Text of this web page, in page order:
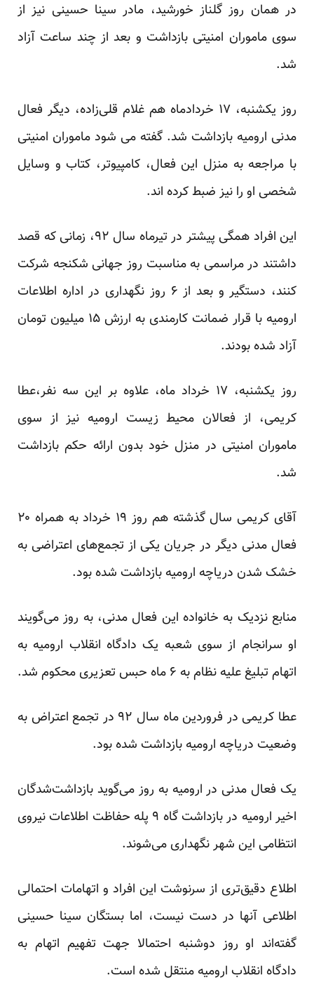
در همان روز گلناز خورشید، مادر سینا حسینی نیز از
سوی ماموران امنیتی بازداشت و بعد از چند ساعت آزاد
شد.
روز یکشنبه، ۱۷ خردادماه هم غلام قلی‌زاده، دیگر فعال
مدنی ارومیه بازداشت شد. گفته می شود ماموران امنیتی
با مراجعه به منزل این فعال، کامپیوتر، کتاب و وسایل
شخصی او را نیز ضبط کرده اند.
این افراد همگی پیشتر در تیرماه سال ۹۲، زمانی که قصد
داشتند در مراسمی به مناسبت روز جهانی شکنجه شرکت
کنند، دستگیر و بعد از ۶ روز نگهداری در اداره اطلاعات
ارومیه با قرار ضمانت کارمندی به ارزش ۱۵ میلیون تومان
آزاد شده بودند.
روز یکشنبه، ۱۷ خرداد ماه، علاوه بر این سه نفر،عطا
کریمی، از فعالان محیط زیست ارومیه نیز از سوی
ماموران امنیتی در منزل خود بدون ارائه حکم بازداشت
شد.
آقای کریمی سال گذشته هم‌ روز ۱۹ خرداد به همراه ۲۰
فعال مدنی دیگر در جریان یکی از تجمع‌های اعتراضی به
خشک شدن دریاچه ارومیه بازداشت شده بود.
منابع نزدیک به خانواده این فعال مدنی، به روز می‌گویند
او سرانجام از سوی شعبه یک دادگاه انقلاب ارومیه به
اتهام تبلیغ علیه نظام به ۶ ماه حبس تعزیری محکوم شد.
عطا کریمی در فروردین ماه سال ۹۲ در تجمع اعتراض به
وضعیت دریاچه ارومیه بازداشت شده بود.
یک فعال مدنی در ارومیه به روز می‌گوید بازداشت‌شدگان
اخیر ارومیه در بازداشت گاه ۹ پله حفاظت اطلاعات نیروی
انتظامی این شهر نگهداری می‌شوند.
اطلاع دقیق‌تری از سرنوشت این افراد و اتهامات احتمالی
اطلاعی آنها در دست نیست، اما بستگان سینا حسینی
گفته‌اند او روز دوشنبه احتمالا جهت تفهیم اتهام به
دادگاه انقلاب ارومیه منتقل شده است.